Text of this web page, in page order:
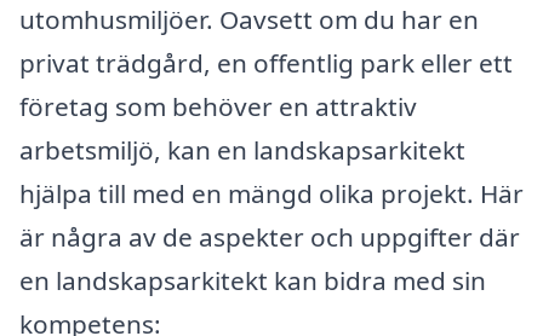
utomhusmiljöer. Oavsett om du har en
privat trädgård, en offentlig park eller ett
företag som behöver en attraktiv
arbetsmiljö, kan en landskapsarkitekt
hjälpa till med en mängd olika projekt. Här
är några av de aspekter och uppgifter där
en landskapsarkitekt kan bidra med sin
kompetens: